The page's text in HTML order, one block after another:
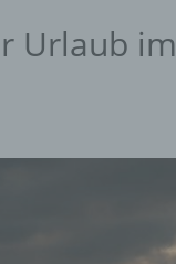
Urlaub im